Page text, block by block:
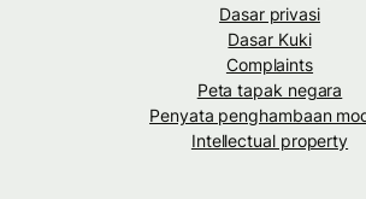
Dasar privasi
Dasar Kuki
Complaints
Peta tapak negara
Penyata penghambaan
Intellectual property